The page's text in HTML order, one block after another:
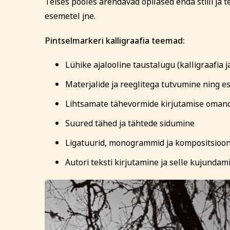
esemetel jne.
Pintselmarkeri kalligraafia teemad:
Lühike ajalooline taustalugu (kalligraafia
Materjalide ja reeglitega tutvumine ning
Lihtsamate tähevormide kirjutamise
Suured tähed ja tähtede sidumine
Ligatuurid, monogrammid ja
Autori teksti kirjutamine ja selle
Sisesta osaleja
nimekaimudega.
Tasub muu
(Nt ettevõte,